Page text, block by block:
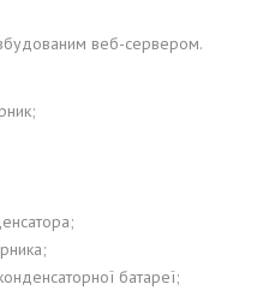
веб-сервером.
батареї;